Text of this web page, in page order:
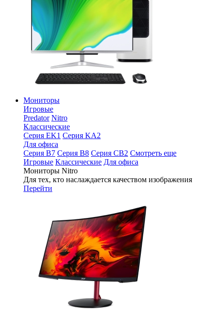
Мониторы
Игровые
Predator Nitro
Классические
Серия EK1 Серия KA2
Для офиса
Серия B7 Серия B8 Серия CB2 Смотреть еще
Игровые Классические Для офиса
Мониторы Nitro
Для тех, кто наслаждается качеством изображения
Перейти